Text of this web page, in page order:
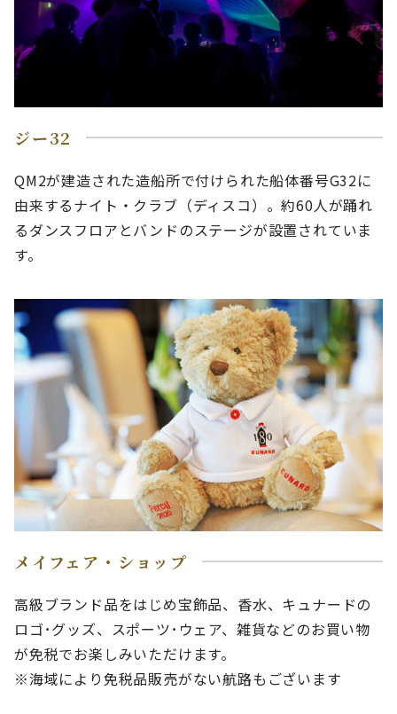
ジー32
QM2が建造された造船所で付けられた船体番号G32に
由来するナイト・クラブ（ディスコ）。約60人が踊れ
るダンスフロアとバンドのステージが設置されていま
す。
メイフェア・ショップ
高級ブランド品をはじめ宝飾品、香水、キュナードの
ロゴ･グッズ、スポーツ･ウェア、雑貨などのお買い物
が免税でお楽しみいただけます。
※海域により免税品販売がない航路もございます